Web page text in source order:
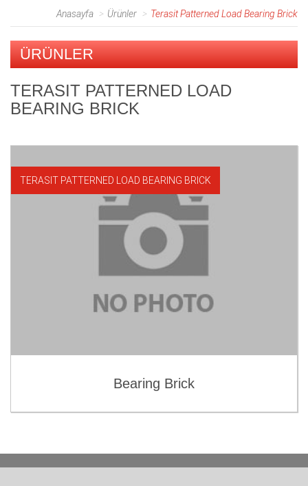
Anasayfa Ürünler Terasit Patterned Load Bearing Brick
ÜRÜNLER
TERASIT PATTERNED LOAD
BEARING BRICK
TERASIT PATTERNED LOAD BEARING BRICK
Bearing Brick